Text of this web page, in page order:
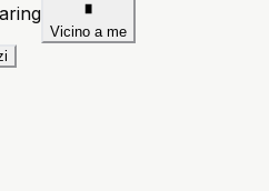
Vicino a me